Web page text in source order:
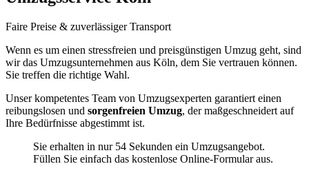
Faire Preise & zuverlässiger Transport
Wenn es um einen stressfreien und preisgünstigen Umzug geht, sind
wir das Umzugsunternehmen aus Köln, dem Sie vertrauen können.
Sie treffen die richtige Wahl.
Unser kompetentes Team von Umzugsexperten garantiert einen
reibungslosen und sorgenfreien Umzug, der maßgeschneidert auf
Ihre Bedürfnisse abgestimmt ist.
Sie erhalten in nur 54 Sekunden ein Umzugsangebot.
Füllen Sie einfach das kostenlose Online-Formular aus.